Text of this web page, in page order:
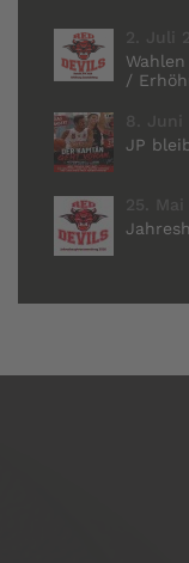
2. Juli
/
8. Juni
JP
25.